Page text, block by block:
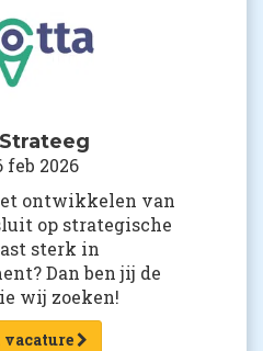
feb 2026
ontwikkelen van
op strategische
sterk in
Dan ben jij de
wij zoeken!